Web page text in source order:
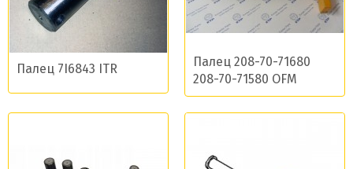
Палец 7I6843 ITR
Палец 208-70-71680
208-70-71580 OFM